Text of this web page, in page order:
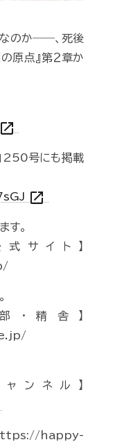
なのか――、死後
原点』第２章か
」250号にも掲載
open_in_new
す。
サイト】
・精舎】
ンネル】
happy-